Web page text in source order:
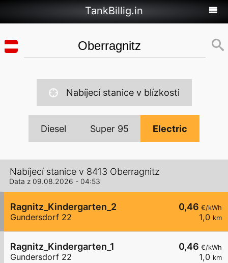
TankBillig.in
Nabíjecí stanice v blízkosti
Diesel Super 95 Electric
Nabíjecí stanice v 8413 Oberragnitz
Data z 09.08.2026 - 04:53
0,46 €/kWh
1,0 km
Ragnitz_Kindergarten_2
Gundersdorf 22
0,46 €/kWh
1,0 km
Ragnitz_Kindergarten_1
Gundersdorf 22